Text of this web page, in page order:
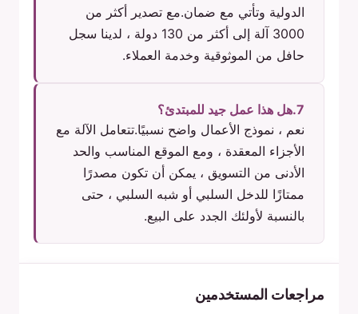
الدولية وتأتي مع ضمان.مع تصدير أكثر من
3000 آلة إلى أكثر من 130 دولة ، لدينا سجل
حافل من الموثوقية وخدمة العملاء.
7.هل هذا عمل جيد للمبتدئ؟
نعم ، نموذج الأعمال واضح نسبيًا.تتعامل الآلة مع
الأجزاء المعقدة ، ومع الموقع المناسب والحد
الأدنى من التسويق ، يمكن أن تكون مصدرًا
ممتازًا للدخل السلبي أو شبه السلبي ، حتى
بالنسبة لأولئك الجدد على البيع.
مراجعات المستخدمين